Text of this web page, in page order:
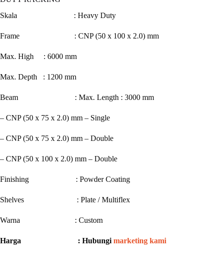
Skala : Heavy Duty
Frame : CNP (50 x 100 x 2.0) mm
Max. High : 6000 mm
Max. Depth : 1200 mm
Beam : Max. Length : 3000 mm
– CNP (50 x 75 x 2.0) mm – Single
– CNP (50 x 75 x 2.0) mm – Double
– CNP (50 x 100 x 2.0) mm – Double
Finishing : Powder Coating
Shelves : Plate / Multiflex
Warna : Custom
Harga : Hubungi marketing kami